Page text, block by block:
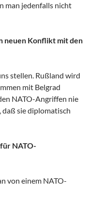
man jedenfalls nicht
neuen Konflikt mit den
stellen. Rußland wird
mit Belgrad
NATO-Angriffen nie
daß sie diplomatisch
NATO-
von einem NATO-